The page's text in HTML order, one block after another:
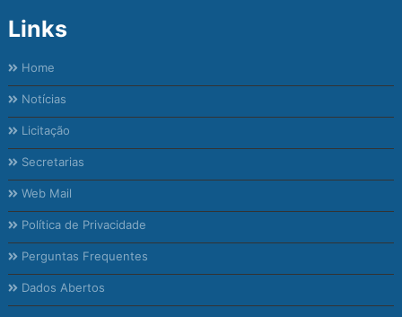
Links
Home
Notícias
Licitação
Secretarias
Web Mail
Política de Privacidade
Perguntas Frequentes
Dados Abertos